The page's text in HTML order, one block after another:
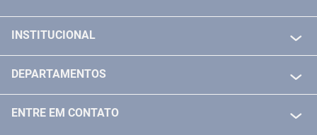
INSTITUCIONAL
POLITICA DE TROCA E DEVOLUÇÃO
DEPARTAMENTOS
ENTRE EM CONTATO